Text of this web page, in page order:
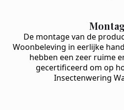
De montage van de
Woonbeleving in eerlijke
hebben een zeer ruime
gecertificeerd om op
Insectenwering